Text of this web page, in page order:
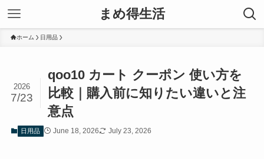
まめ得生活
ホーム 日用品
qoo10 カート クーポン 使い方を
比較｜購入前に知りたい違いと注
意点
2026
7/23
日用品 June 18, 2026 July 23, 2026